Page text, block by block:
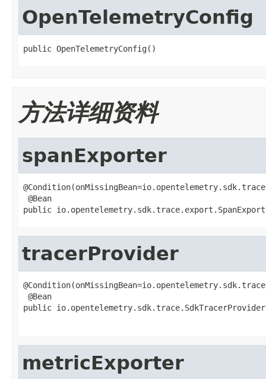
OpenTelemetryConfig
public OpenTelemetryConfig()
方法详细资料
spanExporter
@Bean
public
tracerProvider
@Bean
public
metricExporter